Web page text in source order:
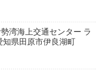
湾海上交通センター ラ
知県田原市伊良湖町